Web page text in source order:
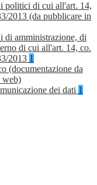
politici di cui all'art. 14,
2013 (da pubblicare in
di amministrazione, di
di cui all'art. 14, co.
2013 1
(documentazione da
web)
dei dati 1